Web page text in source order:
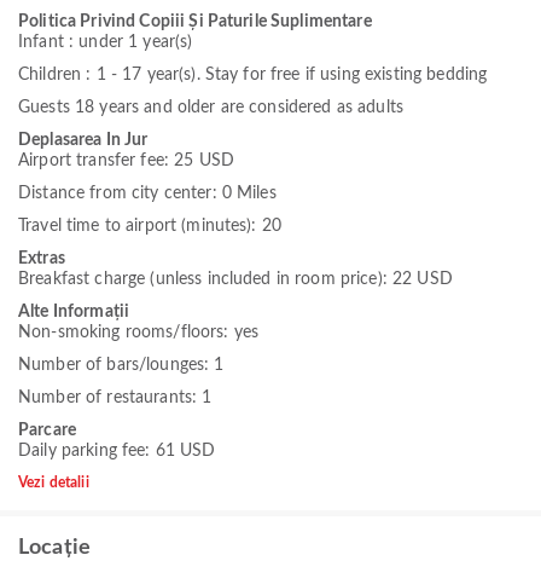
Politica Privind Copiii Și Paturile Suplimentare
Infant : under 1 year(s)
Children : 1 - 17 year(s). Stay for free if using existing bedding
Guests 18 years and older are considered as adults
Deplasarea In Jur
Airport transfer fee: 25 USD
Distance from city center: 0 Miles
Travel time to airport (minutes): 20
Extras
Breakfast charge (unless included in room price): 22 USD
Alte Informații
Non-smoking rooms/floors: yes
Number of bars/lounges: 1
Number of restaurants: 1
Parcare
Daily parking fee: 61 USD
Vezi detalii
Locație